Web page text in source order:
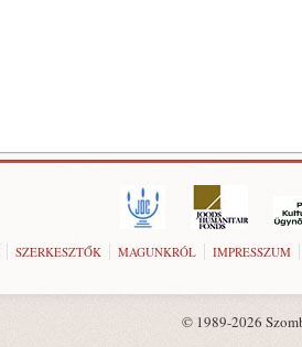
SZERKESZTŐK MAGUNKRÓL IMPRESSZUM
© 1989-2026